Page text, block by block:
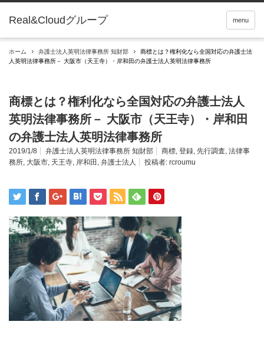
Real&Cloudグループ menu
ホーム 弁護士法人英明法律事務所 知財部
商標とは？権利化なら全国対応の弁護士法
人英明法律事務所－ 大阪市（天王寺）・岸和田の弁護士法人英明法律事務所
商標とは？権利化なら全国対応の弁護士法人
英明法律事務所－ 大阪市（天王寺）・岸和田
の弁護士法人英明法律事務所
2019/1/8 弁護士法人英明法律事務所 知財部 商標, 登録, 先行調査, 法律事
務所, 大阪市, 天王寺, 岸和田 , 弁護士法人 投稿者: rcroumu